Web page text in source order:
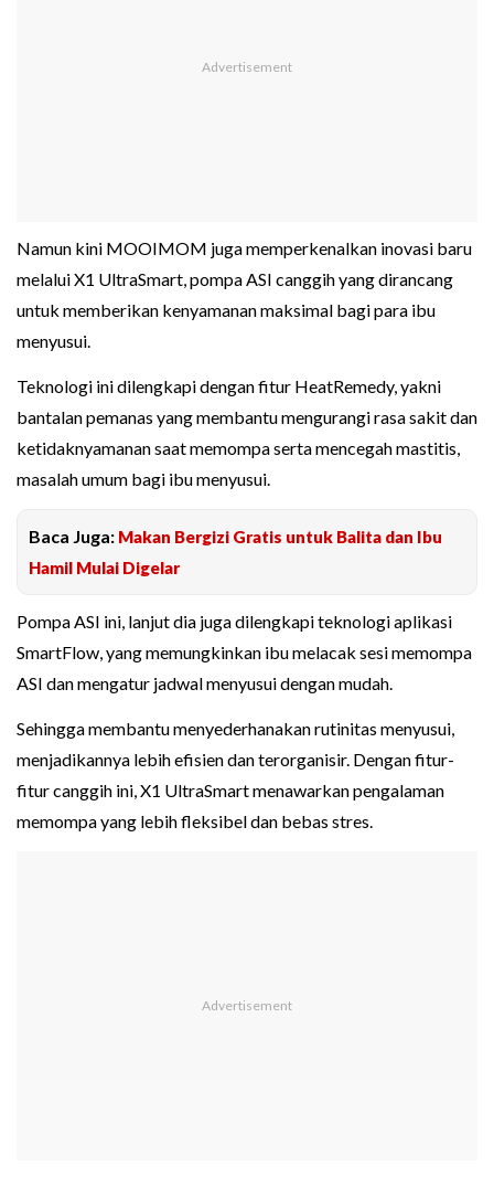
Namun kini MOOIMOM juga memperkenalkan inovasi baru
melalui X1 UltraSmart, pompa ASI canggih yang dirancang
untuk memberikan kenyamanan maksimal bagi para ibu
menyusui.
Teknologi ini dilengkapi dengan fitur HeatRemedy, yakni
bantalan pemanas yang membantu mengurangi rasa sakit dan
ketidaknyamanan saat memompa serta mencegah mastitis,
masalah umum bagi ibu menyusui.
Baca Juga: Makan Bergizi Gratis untuk Balita dan Ibu
Hamil Mulai Digelar
Pompa ASI ini, lanjut dia juga dilengkapi teknologi aplikasi
SmartFlow, yang memungkinkan ibu melacak sesi memompa
ASI dan mengatur jadwal menyusui dengan mudah.
Sehingga membantu menyederhanakan rutinitas menyusui,
menjadikannya lebih efisien dan terorganisir. Dengan fitur-
fitur canggih ini, X1 UltraSmart menawarkan pengalaman
memompa yang lebih fleksibel dan bebas stres.